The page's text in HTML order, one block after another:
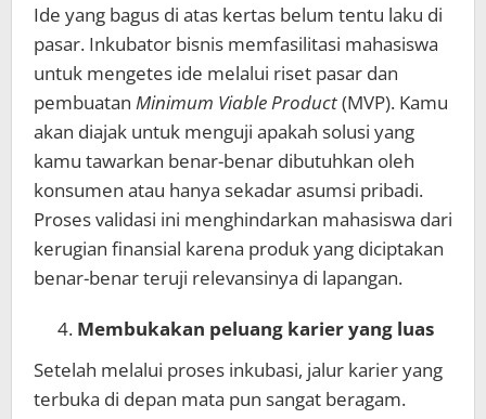
Ide yang bagus di atas kertas belum tentu laku di
pasar. Inkubator bisnis memfasilitasi mahasiswa
untuk mengetes ide melalui riset pasar dan
pembuatan Minimum Viable Product(MVP). Kamu
akan diajak untuk menguji apakah solusi yang
kamu tawarkan benar-benar dibutuhkan oleh
konsumen atau hanya sekadar asumsi pribadi.
Proses validasi ini menghindarkan mahasiswa dari
kerugian finansial karena produk yang diciptakan
benar-benar teruji relevansinya di lapangan.
Membukakan peluang karier yang luas
Setelah melalui proses inkubasi, jalur karier yang
terbuka di depan mata pun sangat beragam.